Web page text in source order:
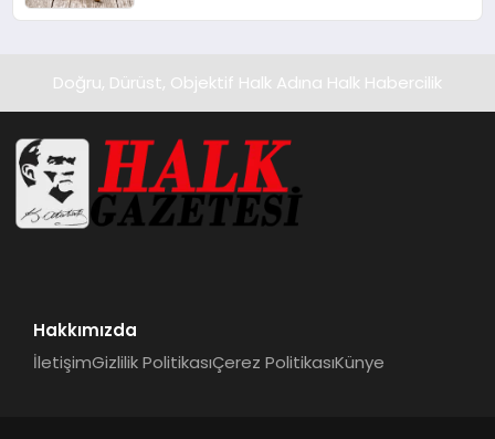
Doğru, Dürüst, Objektif Halk Adına Halk Habercilik
Hakkımızda
İletişimGizlilik PolitikasıÇerez PolitikasıKünye